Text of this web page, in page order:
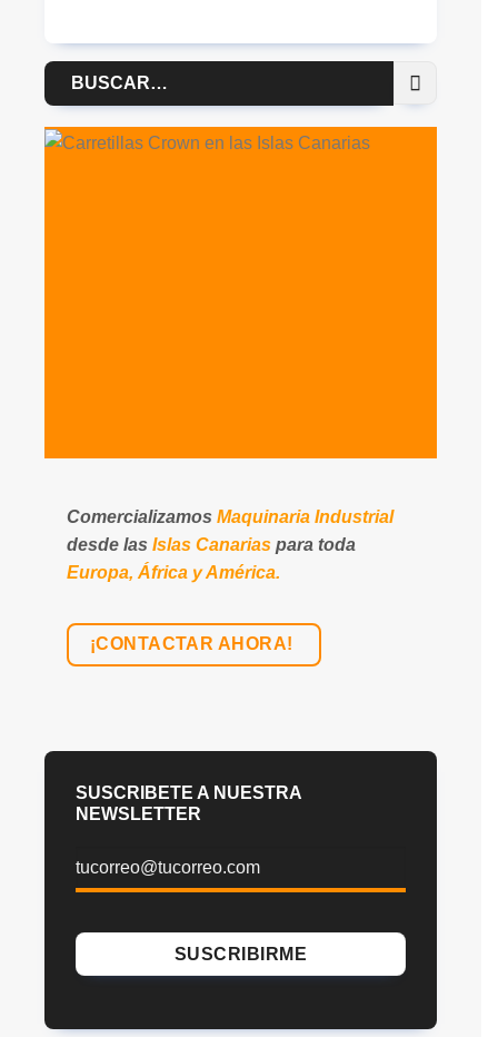
Buscar
por:
ComercializamosMaquinaria Industrial
desde lasIslas Canarias para toda
Europa, África y América.
¡CONTACTAR AHORA!
SUSCRIBETE A NUESTRA
NEWSLETTER